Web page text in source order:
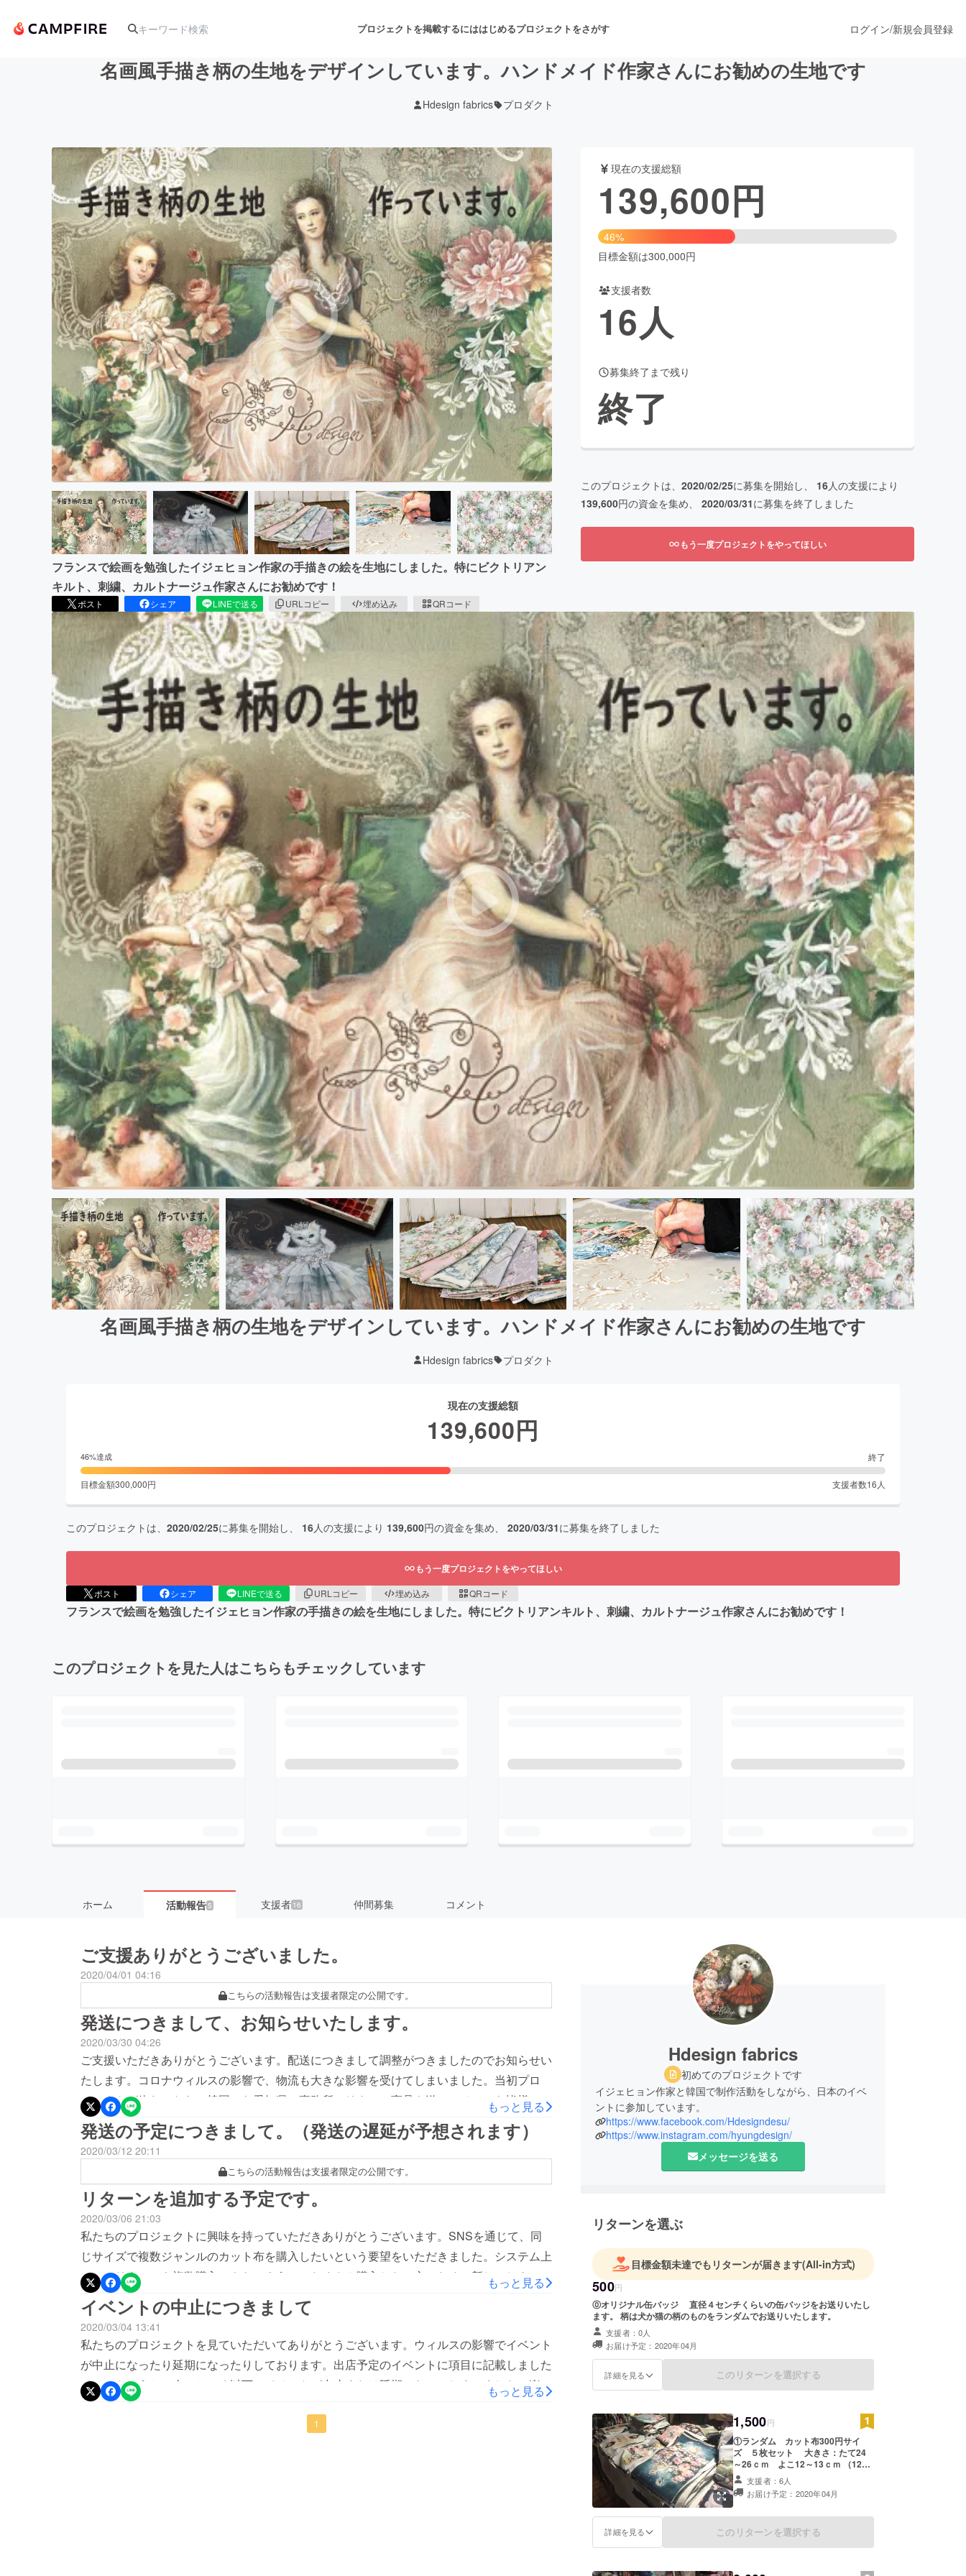
プロジェクトを掲載するにははじめるプロジェクトをさがす
アート・写真 音楽 舞台・パフォーマンス
テクノロジー・ガジェット ゲーム・サービス開発 フード・飲食店 ファッション
映像・映画 書籍・雑誌出版 アニメ・漫画
ビジネス・起業 チャレンジ ビューティー・ヘルスケア
まちづくり・地域活性化
CAMPFIRE for Social GoodCAMPFIRE Creation
CAMPFIREふるさと納税 machi-yaコミュニティ
ログイン/新規会員登録
名画風手描き柄の生地をデザインしています。ハンドメイド作家さんにお勧めの生地です
Hdesign fabrics プロダクト
フランスで絵画を勉強したイジェヒョン作家の手描きの絵を生地にしました。特にビクトリアン
キルト、刺繍、カルトナージュ作家さんにお勧めです！
ポスト シェア LINEで送る URLコピー 埋め込み QRコード
現在の支援総額
139,600円
46%
目標金額は300,000円
支援者数
16人
募集終了まで残り
終了
このプロジェクトは、 2020/02/25に募集を開始し、 16人の支援により
139,600円の資金を集め、 2020/03/31に募集を終了しました
もう一度プロジェクトをやってほしい
名画風手描き柄の生地をデザインしています。ハンドメイド作家さんにお勧めの生地です
Hdesign fabrics プロダクト
現在の支援総額
139,600円
46%達成 終了
目標金額300,000円 支援者数16 人
このプロジェクトは、 2020/02/25に募集を開始し、 16人の支援により 139,600円の資金を集め、 2020/03/31に募集を終了しました
もう一度プロジェクトをやってほしい
ポスト シェア LINEで送る URLコピー 埋め込み QRコード
フランスで絵画を勉強したイジェヒョン作家の手描きの絵を生地にしました。特にビクトリアンキルト、刺繍、カルトナージュ作家さんにお勧めです！
このプロジェクトを見た人はこちらもチェックしています
ホーム 活動報告5 支援者 16 仲間募集 コメント
ご支援ありがとうございました。
2020/04/01 04:16
こちらの活動報告は支援者限定の公開です。
発送につきまして、お知らせいたします。
2020/03/30 04:26
ご支援いただきありがとうございます。配送につきまして調整がつきましたのでお知らせい
たします。コロナウィルスの影響で、物流も大きな影響を受けてしまいました。当初プロ
ジェクトが終わったら、韓国から愛知県の事務所にリターン商品を送ってそこから皆様に送
る予定でした。ところが、今はソウルから日本に向かう飛行機の便数がほとんどなくなり、
飛行機の全くなくなってしまった地域である中部地方と九州向けには荷物も受け付けてもら
えない状態になってしまいました。愛知県の事務所にはソウルから荷物が送れない状態で
す。そのほかの地域もEMSでしか受け付けてもらえず、配送期間がそれでも1か月以上か
かってしまうそうです。ご支援いただいた方々にリターンをできるだけ早く届けたいと思
い、愛知県の事務所と話しあった結果、日本の倉庫に在庫がある商品につきましては、愛知
県の事務所から梱包して送ってもらえる事となりました。在庫があるものにつきましては、
4月に入って準備ができ次第、順次発送していきます。ランダムカット布、エプロンなどは
在庫の確認が取れましたので愛知県から発送できそうです。こちらはかえって当初の予定よ
りも早くお届けできそうです。ただ、新たに生地のプリントが必要になるリターンや日本に
在庫が無リターンにつきましてはどうしてもソウルから荷物を送らなければいけません。こ
ちらに当たってしまうターンをお選びの方には、個別にメッセージを送らせていただきま
す。荷物を愛知に直接送ることができないので、発送可能な地域に住む親戚の家に発送して
そこから愛知に送ってもらえるようにお願いしました。配送に少なくとも1か月以上かかっ
てしまうこと、ご理解いただけたらと思います。先生の作画が必要になってくるリターンを
お選びいただいた方は、ただいま製作中のためでき次第発送させていただきます。このプロ
もっと見る
発送の予定につきまして。（発送の遅延が予想されます）
2020/03/12 20:11
こちらの活動報告は支援者限定の公開です。
リターンを追加する予定です。
2020/03/06 21:03
私たちのプロジェクトに興味を持っていただきありがとうございます。SNSを通じて、同
じサイズで複数ジャンルのカット布を購入したいという要望をいただきました。システム上
１つのリターンを複数購入できないようで、たくさん購入したい方のために新しいしターン
を追加しようと考えております。今、どのようにしたらいいのかキャンプファイヤーさんに
問い合わせているところです。リターンの追加はできるようなので、方法さえわかればでき
そうです。回答が来ましたら追加しますので、少々お待ちください。
もっと見る
イベントの中止につきまして
2020/03/04 13:41
私たちのプロジェクトを見ていただいてありがとうございます。ウィルスの影響でイベント
が中止になったり延期になったりしております。出店予定のイベントに項目に記載しました
イベントのうち、今のところ以下のイベントが中止または延期になってしまいました。楽し
みにされていた方には申し訳なく思っております。2/29－3/1 九州ハンドメイドフェス
タ 熊本3/13-14 手作り雑貨こだわり品フェア 福岡3/21-22 ネコ市ネコ座 神戸3/28-
もっと見る
1
Hdesign fabrics
初めてのプロジェクトです
イジェヒョン作家と韓国で制作活動をしながら、日本のイベ
ントに参加しています。
https://www.facebook.com/Hdesigndesu/
https://www.instagram.com/hyungdesign/
メッセージを送る
リターンを選ぶ
目標金額未達でもリターンが届きます(All-in方式)
500円
⓪オリジナル缶バッジ 直径４センチくらいの缶バッジをお送りいたし
ます。 柄は犬か猫の柄のものをランダムでお送りいたします。
支援者：0人
お届け予定：2020年04月
詳細を見る このリターンを選択する
1,500円
①ランダム カット布300円サイ
ズ ５枚セット 大きさ：たて24
～26ｃｍ よこ12～13ｃｍ （12～
13ｃｍX12～13ｃｍのイラスト ２
カット） カード入れ、コースター、
パッチワークのピースなどに使える
だきます。 細かい柄の指定はできま
支援者：6人
お届け予定：2020年04月
詳細を見る このリターンを選択する